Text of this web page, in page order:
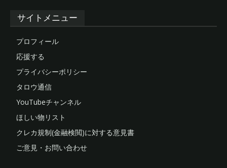
サイトメニュー
プロフィール
応援する
プライバシーポリシー
タロウ通信
YouTubeチャンネル
ほしい物リスト
クレカ規制(金融検閲)に対する意見書
ご意見・お問い合わせ